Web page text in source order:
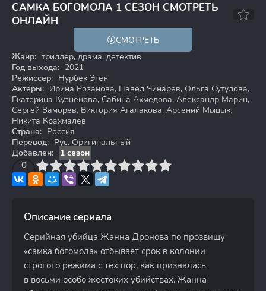
САМКА БОГОМОЛА 1 СЕЗОН СМОТРЕТЬ
ОНЛАЙН
СМОТРЕТЬ
Жанр: триллер, драма, детектив
Год выхода: 2021
Режиссер: Нурбек Эген
Актеры: Ирина Розанова, Павел Чинарёв, Ольга Сутулова,
Екатерина Кузнецова, Сабина Ахмедова, Александр Марин,
Сергей Заморев, Виктория Агалакова, Арсений Мыцык,
Никита Крахмалев
Страна: Россия
Перевод: Рус. Оригинальный
Добавлен:
1 сезон
0
4 6 7 8 9 10
Описание сериала
Серийная убийца Жанна Дронова по прозвищу
«самка богомола» отбывает срок в колонии
строгого режима с тех пор, как призналась
в восьми особо жестоких убийствах. Жанна